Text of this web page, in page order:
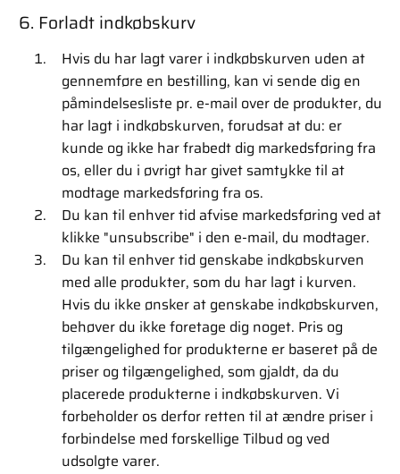
6. Forladt indkøbskurv
Hvis du har lagt varer i indkøbskurven uden at
gennemføre en bestilling, kan vi sende dig en
påmindelsesliste pr. e-mail over de produkter, du
har lagt i indkøbskurven, forudsat at du: er
kunde og ikke har frabedt dig markedsføring fra
os, eller du i øvrigt har givet samtykke til at
modtage markedsføring fra os.
Du kan til enhver tid afvise markedsføring ved at
klikke "unsubscribe" i den e-mail, du modtager.
Du kan til enhver tid genskabe indkøbskurven
med alle produkter, som du har lagt i kurven.
Hvis du ikke ønsker at genskabe indkøbskurven,
behøver du ikke foretage dig noget. Pris og
tilgængelighed for produkterne er baseret på de
priser og tilgængelighed, som gjaldt, da du
placerede produkterne i indkøbskurven. Vi
forbeholder os derfor retten til at ændre priser i
forbindelse med forskellige Tilbud og ved
udsolgte varer.